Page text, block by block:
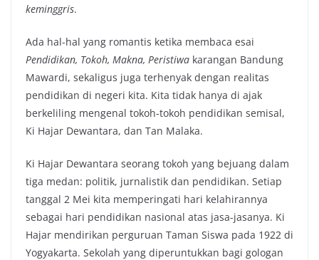
keminggris.
Ada hal-hal yang romantis ketika membaca esai
Pendidikan, Tokoh, Makna, Peristiwa karangan Bandung
Mawardi, sekaligus juga terhenyak dengan realitas
pendidikan di negeri kita. Kita tidak hanya di ajak
berkeliling mengenal tokoh-tokoh pendidikan semisal,
Ki Hajar Dewantara, dan Tan Malaka.
Ki Hajar Dewantara seorang tokoh yang bejuang dalam
tiga medan: politik, jurnalistik dan pendidikan. Setiap
tanggal 2 Mei kita memperingati hari kelahirannya
sebagai hari pendidikan nasional atas jasa-jasanya. Ki
Hajar mendirikan perguruan Taman Siswa pada 1922 di
Yogyakarta. Sekolah yang diperuntukkan bagi gologan